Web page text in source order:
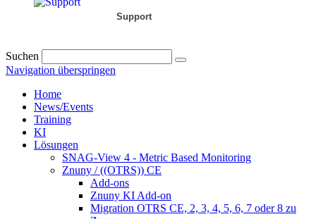
Support
Suchen
Navigation überspringen
Home
News/Events
Training
KI
Lösungen
SNAG-View 4 - Metric Based Monitoring
Znuny / ((OTRS)) CE
Add-ons
Znuny KI Add-on
Migration OTRS CE, 2, 3, 4, 5, 6, 7 oder 8 zu